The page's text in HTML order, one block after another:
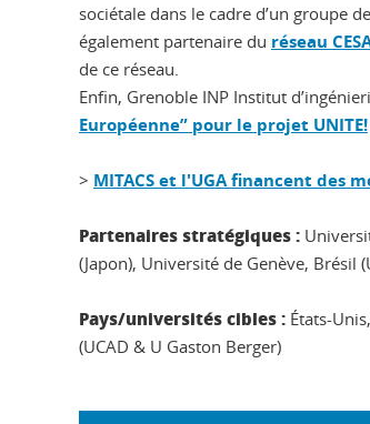
sociétale dans le cadre d’un groupe
également partenaire du réseau
de ce réseau.
Enfin, Grenoble INP Institut
Européenne” pour le projet UNITE!
> MITACS et l'UGA financent des
Partenaires stratégiques :
(Japon), Université de Genève, Brésil
Pays/universités cibles : États-
(UCAD & U Gaston Berger)